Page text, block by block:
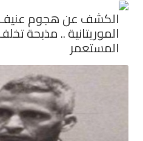
الكشف عن هجوم عنيف
المستعمر